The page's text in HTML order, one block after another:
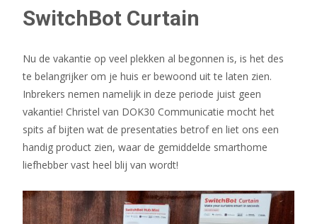
SwitchBot Curtain
Nu de vakantie op veel plekken al begonnen is, is het des
te belangrijker om je huis er bewoond uit te laten zien.
Inbrekers nemen namelijk in deze periode juist geen
vakantie! Christel van DOK30 Communicatie mocht het
spits af bijten wat de presentaties betrof en liet ons een
handig product zien, waar de gemiddelde smarthome
liefhebber vast heel blij van wordt!